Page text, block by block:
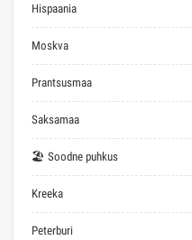
Hispaania
Moskva
Prantsusmaa
Saksamaa
🏖 Soodne puhkus
Kreeka
Peterburi